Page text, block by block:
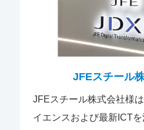
JFEスチール
JFEスチール株式会社様
イエンスおよび最新ICT